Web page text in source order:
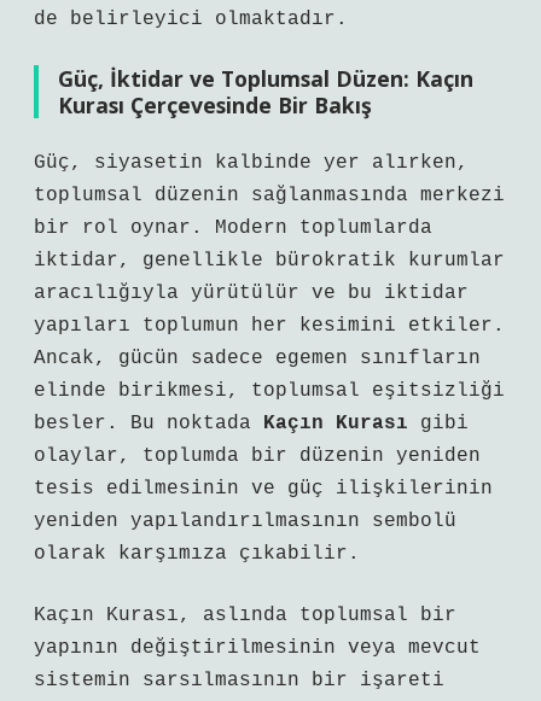
de belirleyici olmaktadır.
Güç, İktidar ve Toplumsal Düzen: Kaçın
Kurası Çerçevesinde Bir Bakış
Güç, siyasetin kalbinde yer alırken,
toplumsal düzenin sağlanmasında merkezi
bir rol oynar. Modern toplumlarda
iktidar, genellikle bürokratik kurumlar
aracılığıyla yürütülür ve bu iktidar
yapıları toplumun her kesimini etkiler.
Ancak, gücün sadece egemen sınıfların
elinde birikmesi, toplumsal eşitsizliği
besler. Bu noktada Kaçın Kurası gibi
olaylar, toplumda bir düzenin yeniden
tesis edilmesinin ve güç ilişkilerinin
yeniden yapılandırılmasının sembolü
olarak karşımıza çıkabilir.
Kaçın Kurası, aslında toplumsal bir
yapının değiştirilmesinin veya mevcut
sistemin sarsılmasının bir işareti